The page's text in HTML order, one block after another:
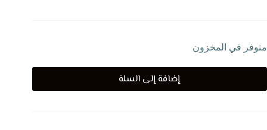
متوفر في المخزون
إضافة إلى السلة